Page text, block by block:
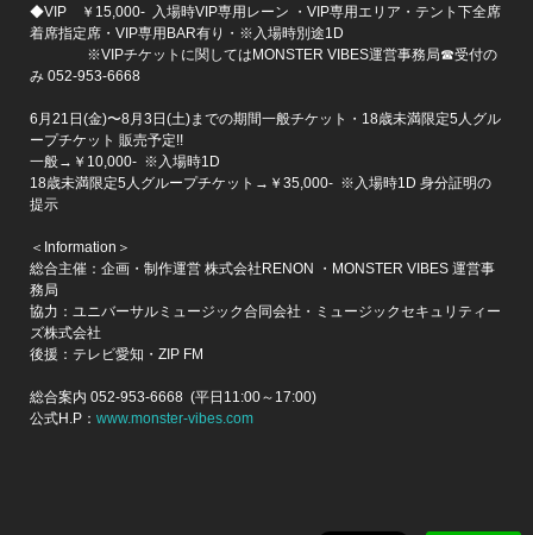
◆VIP ￥15,000- 入場時VIP専用レーン ・VIP専用エリア・テント下全席
着席指定席・VIP専用BAR有り・※入場時別途1D
※VIPチケットに関してはMONSTER VIBES運営事務局☎受付の
み 052-953-6668
6月21日(金)〜8月3日(土)までの期間一般チケット・18歳未満限定5人グル
ープチケット 販売予定!!
一般→￥10,000- ※入場時1D
18歳未満限定5人グループチケット→￥35,000- ※入場時1D 身分証明の
提示
＜Information＞
総合主催：企画・制作運営 株式会社RENON ・MONSTER VIBES 運営事
務局
協力：ユニバーサルミュージック合同会社・ミュージックセキュリティー
ズ株式会社
後援：テレビ愛知・ZIP FM
総合案内 052-953-6668 (平日11:00～17:00)
公式H.P： www.monster-vibes.com